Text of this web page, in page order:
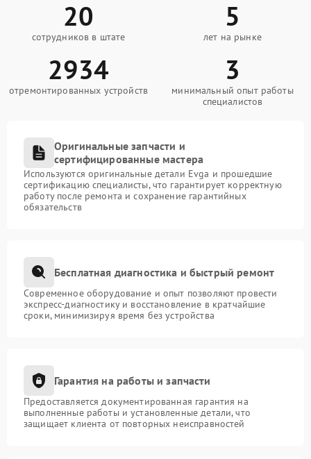
20
сотрудников в штате
5
лет на рынке
2934
отремонтированных устройств
3
минимальный опыт работы
специалистов
Оригинальные запчасти и
сертифицированные мастера
Используются оригинальные детали Evga и прошедшие
сертификацию специалисты, что гарантирует корректную
работу после ремонта и сохранение гарантийных
обязательств
Бесплатная диагностика и быстрый ремонт
Современное оборудование и опыт позволяют провести
экспресс-диагностику и восстановление в кратчайшие
сроки, минимизируя время без устройства
Гарантия на работы и запчасти
Предоставляется документированная гарантия на
выполненные работы и установленные детали, что
защищает клиента от повторных неисправностей